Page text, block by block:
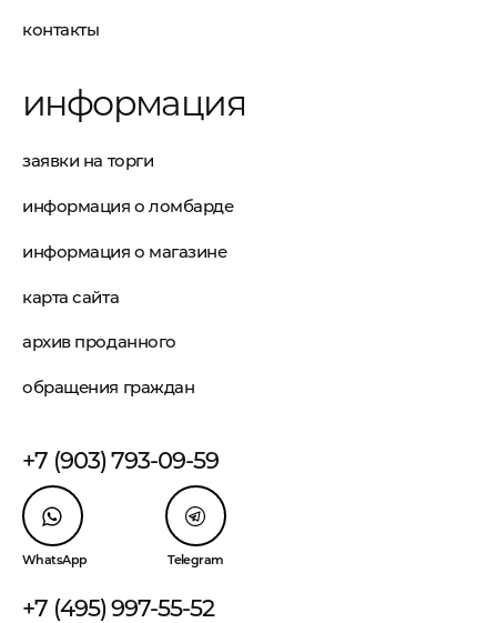
контакты
информация
заявки на торги
информация о ломбарде
информация о магазине
карта сайта
архив проданного
обращения граждан
+7 (903) 793-09-59
WhatsApp Telegram
+7 (495) 997-55-52